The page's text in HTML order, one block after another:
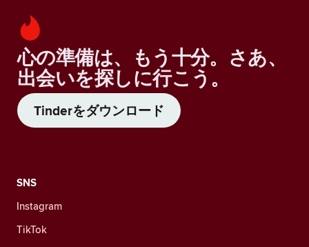
心の準備は、もう十分。さあ、
出会いを探しに行こう。
Tinderをダウンロード
SNS
Instagram
TikTok